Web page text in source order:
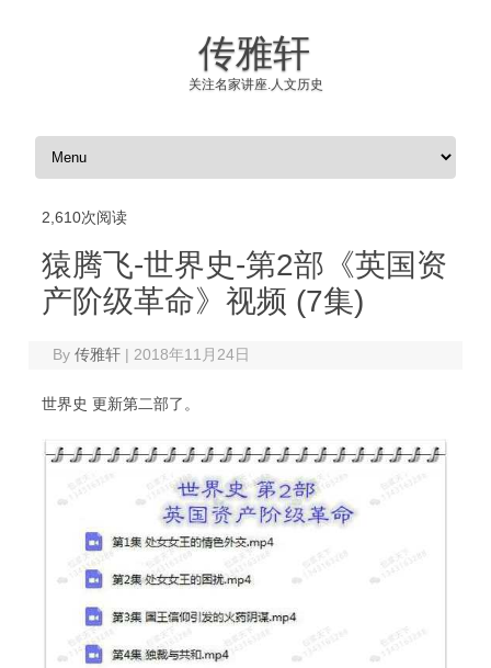
传雅轩
关注名家讲座.人文历史
Skip to content
2,610次阅读
猿腾飞-世界史-第2部《英国资
产阶级革命》视频 (7集)
By传雅轩 | 2018年11月24日
世界史 更新第二部了。